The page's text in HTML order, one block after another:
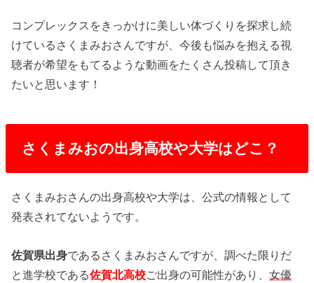
コンプレックスをきっかけに美しい体づくりを探求し続
けているさくまみおさんですが、今後も悩みを抱える視
聴者が希望をもてるような動画をたくさん投稿して頂き
たいと思います！
さくまみおの出身高校や大学はどこ？
さくまみおさんの出身高校や大学は、公式の情報として
発表されてないようです。
佐賀県出身であるさくまみおさんですが、調べた限りだ
と進学校である佐賀北高校 ご出身の可能性があり、女優